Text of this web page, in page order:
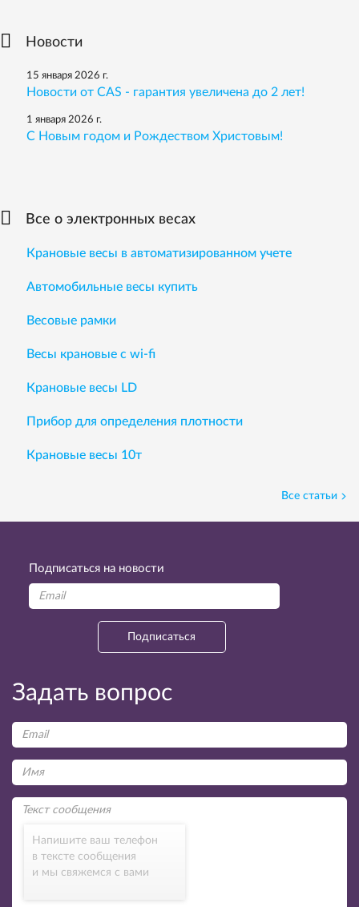
Новости
15 января 2026 г.
Новости от CAS - гарантия увеличена до 2 лет!
1 января 2026 г.
С Новым годом и Рождеством Христовым!
Все о электронных весах
Крановые весы в автоматизированном учете
Автомобильные весы купить
Весовые рамки
Весы крановые с wi-fi
Крановые весы LD
Прибор для определения плотности
Крановые весы 10т
Все статьи
Подписаться на новости
Подписаться
Задать вопрос
Напишите ваш телефон
в тексте сообщения
и мы свяжемся с вами